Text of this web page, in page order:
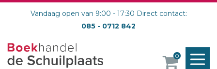
Vandaag open van 9:00 - 17:30 Direct contact:
085 - 0712 842
0